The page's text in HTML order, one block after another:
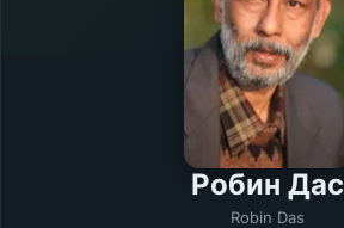
Робин Дас
Robin Das